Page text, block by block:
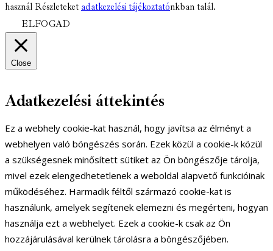
használ Részleteket adatkezelési tájékoztatónkban talál.
ELFOGAD
Close
Adatkezelési áttekintés
Ez a webhely cookie-kat használ, hogy javítsa az élményt a
webhelyen való böngészés során. Ezek közül a cookie-k közül
a szükségesnek minősített sütiket az Ön böngészője tárolja,
mivel ezek elengedhetetlenek a weboldal alapvető funkcióinak
működéséhez. Harmadik féltől származó cookie-kat is
használunk, amelyek segítenek elemezni és megérteni, hogyan
használja ezt a webhelyet. Ezek a cookie-k csak az Ön
hozzájárulásával kerülnek tárolásra a böngészőjében.